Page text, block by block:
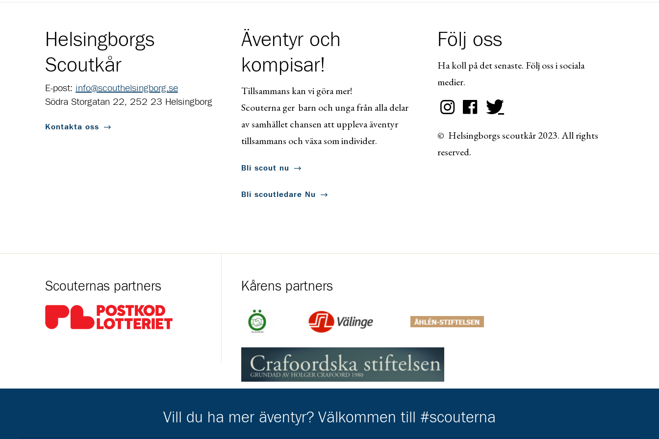
Helsingborgs
Scoutkår
E-post: info@scouthelsingborg.se
Södra Storgatan 22, 252 23 Helsingborg
Kontakta oss
Äventyr och
kompisar!
Tillsammans kan vi göra mer!
Scouterna ger barn och unga från alla delar
av samhället chansen att uppleva äventyr
tillsammans och växa som individer.
Bli scout nu
Bli scoutledare Nu
Följ oss
Ha koll på det senaste. Följ oss i sociala
medier.
© Helsingborgs scoutkår 2023. All rights
reserved.
Scouternas partners
Gå till pl_50
Kårens partners
Gå till https://helsingborg.se/uppleva-och-gora/foreningar/lokal-overenskommelse-i-helsingborg/
Gå till https://valinge.com/
Gå till https://ahlenstiftelsen.se/
Gå till https://www.crafoord.se/
Vill du ha mer äventyr? Välkommen till #scouterna